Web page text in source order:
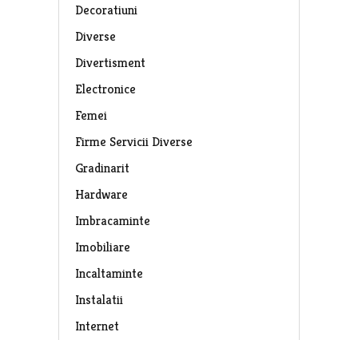
Decoratiuni
Diverse
Divertisment
Electronice
Femei
Firme Servicii Diverse
Gradinarit
Hardware
Imbracaminte
Imobiliare
Incaltaminte
Instalatii
Internet